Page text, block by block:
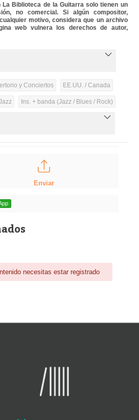
Biblioteca de la Guitarra solo tienen un
no comercial. Si algún compositor,
motivo, considera que un archivo
web vulnera los derechos de autor,
y Conciertos EE.UU. / Canada
Ins. + banda (Jazz / Blues / Rock)
Enviar
necesitas estar registrado